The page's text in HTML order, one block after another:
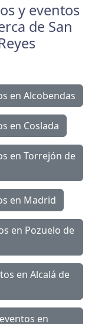
y eventos
de San
en Alcobendas
en Coslada
en Torrejón de
en Madrid
en Pozuelo de
en Alcalá de
en